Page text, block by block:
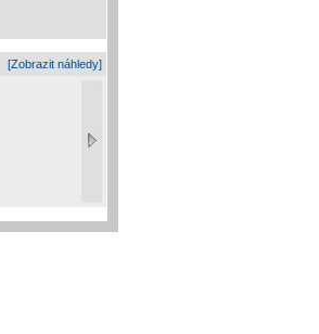
[Zobrazit náhledy]